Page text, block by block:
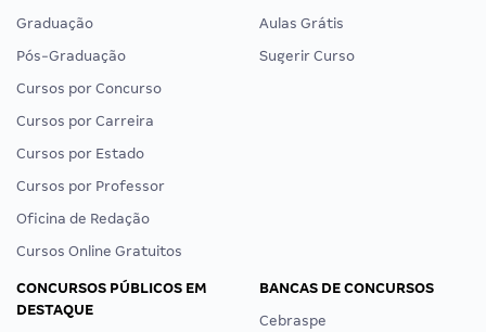
Graduação
Pós-Graduação
Cursos por Concurso
Cursos por Carreira
Cursos por Estado
Cursos por Professor
Oficina de Redação
Cursos Online Gratuitos
Aulas Grátis
Sugerir Curso
CONCURSOS PÚBLICOS EM
DESTAQUE
BANCAS DE CONCURSOS
Cebraspe